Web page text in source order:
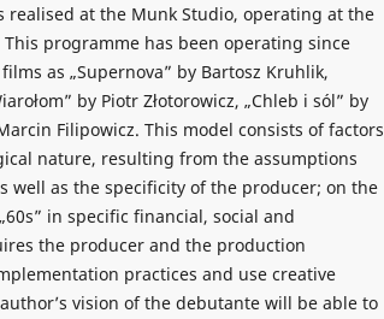
realised at the Munk Studio, operating at the
This programme has been operating since
as „Supernova” by Bartosz Kruhlik,
by Piotr Złotorowicz, „Chleb i sól” by
Filipowicz. This model consists of factors
nature, resulting from the assumptions
well as the specificity of the producer; on the
in specific financial, social and
the producer and the production
practices and use creative
vision of the debutante will be able to